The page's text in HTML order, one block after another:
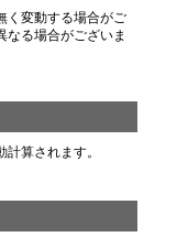
く変動する場合がご
なる場合がございま
算されます。